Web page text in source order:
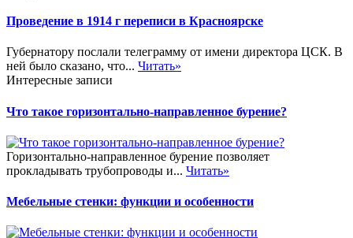
Проведение в 1914 г переписи в Красноярске
Губернатору послали телеграмму от имени директора ЦСК. В
ней было сказано, что... Читать»
Интересные записи
Что такое горизонтально-направленное бурение?
Горизонтально-направленное бурение позволяет
прокладывать трубопроводы и... Читать»
Мебельные стенки: функции и особенности